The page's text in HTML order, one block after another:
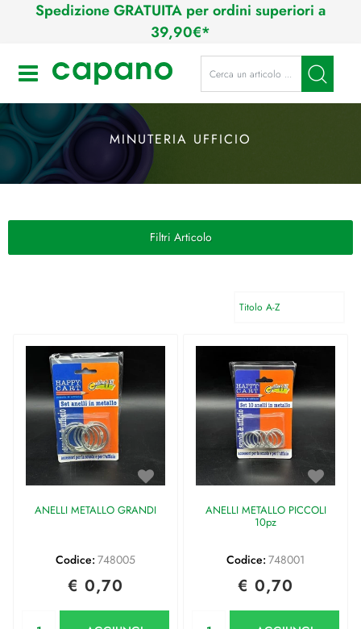
Spedizione GRATUITA per ordini superiori a
39,90€*
Open La modifica di un filtro
MINUTERIA UFFICIO
Filtri Articolo
ANELLI METALLO GRANDI
Codice: 748005
€ 0,70
ANELLI METALLO PICCOLI
10pz
Codice: 748001
€ 0,70